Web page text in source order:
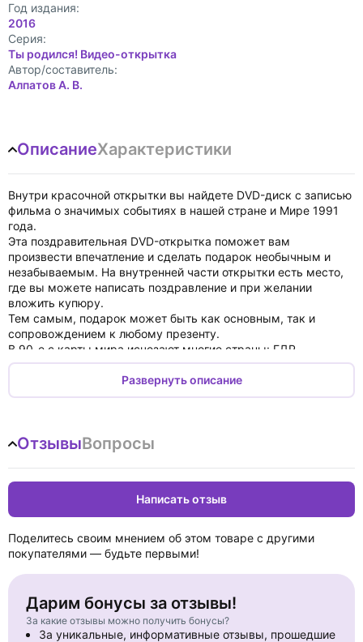
Год издания:
2016
Cерия:
Ты родился! Видео-открытка
Автор/составитель:
Алпатов А. В.
ОписаниеХарактеристики
Внутри красочной открытки вы найдете DVD-диск с записью
фильма о значимых событиях в нашей стране и Мире 1991
года.
Эта поздравительная DVD-открытка поможет вам
произвести впечатление и сделать подарок необычным и
незабываемым. На внутренней части открытки есть место,
где вы можете написать поздравление и при желании
вложить купюру.
Тем самым, подарок может быть как основным, так и
сопровождением к любому презенту.
В 90-е с карты мира исчезают многие страны: ГДР,
Югославия, Чехословакия. Последним это десятилетие
становится и для Советского Союза. Вместо него теперь 15
независимых государств.
демократии распахивает двери первому "Макдональдсу".
Обваливает в десятки раз цены на важнейшие продукты. А
еще в это время можно было стрелять из танков по
парламенту. Наводнить рынок ценных бумаг удивительной
бумажкой — ваучером. Прилавки магазинов — диковинным
до сих пор иностранным алкоголем. Главным героем
телерекламы сделать Леню Голубкова.
Развернуть описание
ОтзывыВопросы
Написать отзыв
Поделитесь своим мнением об этом товаре с другими
покупателями — будьте первыми!
Дарим бонусы за отзывы!
За какие отзывы можно получить бонусы?
За уникальные, информативные отзывы, прошедшие